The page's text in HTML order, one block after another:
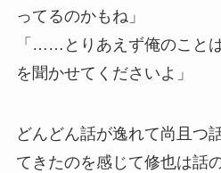
ってるのかもね」
「……とりあえず俺のこと
を聞かせてくださいよ」
どんどん話が逸れて尚且つ
てきたのを感じて修也は話